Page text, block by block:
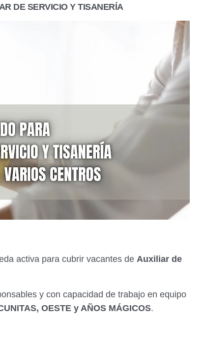
DE SERVICIO Y TISANERÍA
activa para cubrir vacantes de Auxiliar de
y con capacidad de trabajo en equipo
OESTE y AÑOS MÁGICOS.